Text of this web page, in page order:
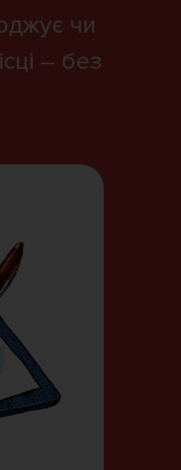
чи
– без